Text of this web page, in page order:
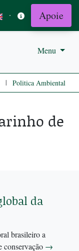
· Apoie
Menu
| Politica Ambiental
de
da
brasileiro a
conservação →